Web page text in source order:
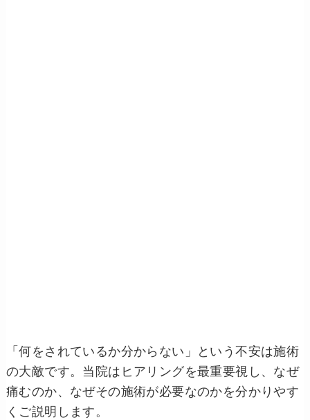
「何をされているか分からない」という不安は施術
の大敵です。当院はヒアリングを最重要視し、なぜ
痛むのか、なぜその施術が必要なのかを分かりやす
くご説明します。